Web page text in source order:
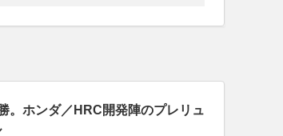
。ホンダ／HRC開発陣のプレリュ